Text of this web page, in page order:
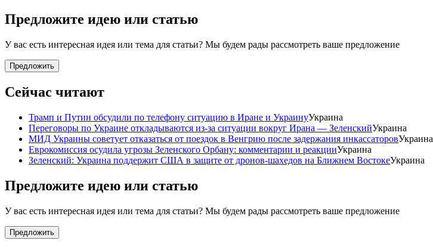
Предложите идею или статью
У вас есть интересная идея или тема для статьи? Мы будем рады рассмотреть ваше предложение
Предложить
Сейчас читают
Трамп и Путин обсудили по телефону ситуацию в Иране и УкраинуУкраина
Переговоры по Украине откладываются из-за ситуации вокруг Ирана — ЗеленскийУкраина
МИД Украины советует отказаться от поездок в Венгрию после задержания инкассаторовУкраина
Еврокомиссия осудила угрозы Зеленского Орбану: комментарии и реакцииУкраина
Зеленский: Украина поддержит США в защите от дронов-шахедов на Ближнем ВостокеУкраина
Предложите идею или статью
У вас есть интересная идея или тема для статьи? Мы будем рады рассмотреть ваше предложение
Предложить